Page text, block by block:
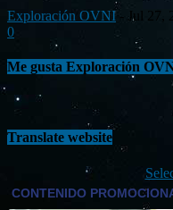
Exploración OVNI -
Jul 27,
0
Me gusta Exploración
Translate website